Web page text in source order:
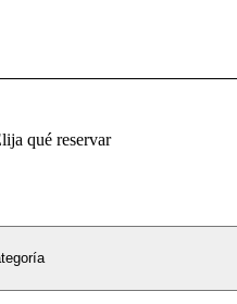
qué reservar